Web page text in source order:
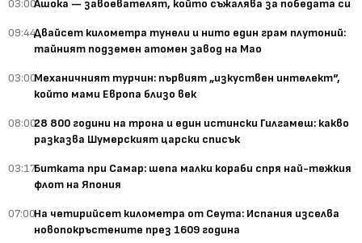
03:00Ашока — завоевателят, който съжалява за победата си
09:44Двайсет километра тунели и нито един грам плутоний:
тайният подземен атомен завод на Мао
03:00Механичният турчин: първият „изкуствен интелект“,
който мами Европа близо век
08:0028 800 години на трона и един истински Гилгамеш: какво
разказва Шумерският царски списък
03:17Битката при Самар: шепа малки кораби спря най-тежкия
флот на Япония
07:00На четирийсет километра от Сеута: Испания изселва
новопокръстените през 1609 година